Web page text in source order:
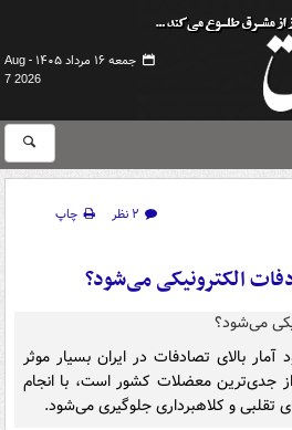
جمعه ۱۶ مرداد ۱۴۰۵ -
Aug
7 2026
۲ نظر
چاپ
الکترونیکی می‌شود؟
آمار بالای تصادفات در ایران بسیار موثر
جدی‌ترین معضلات کشور است، با انجام
تقلبی و کلاهبرداری جلوگیری می‌شود.